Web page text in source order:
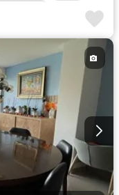
Permite mascotas